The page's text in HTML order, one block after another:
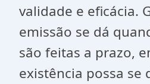
validade e eficácia.
emissão se dá
são feitas a prazo,
existência possa se